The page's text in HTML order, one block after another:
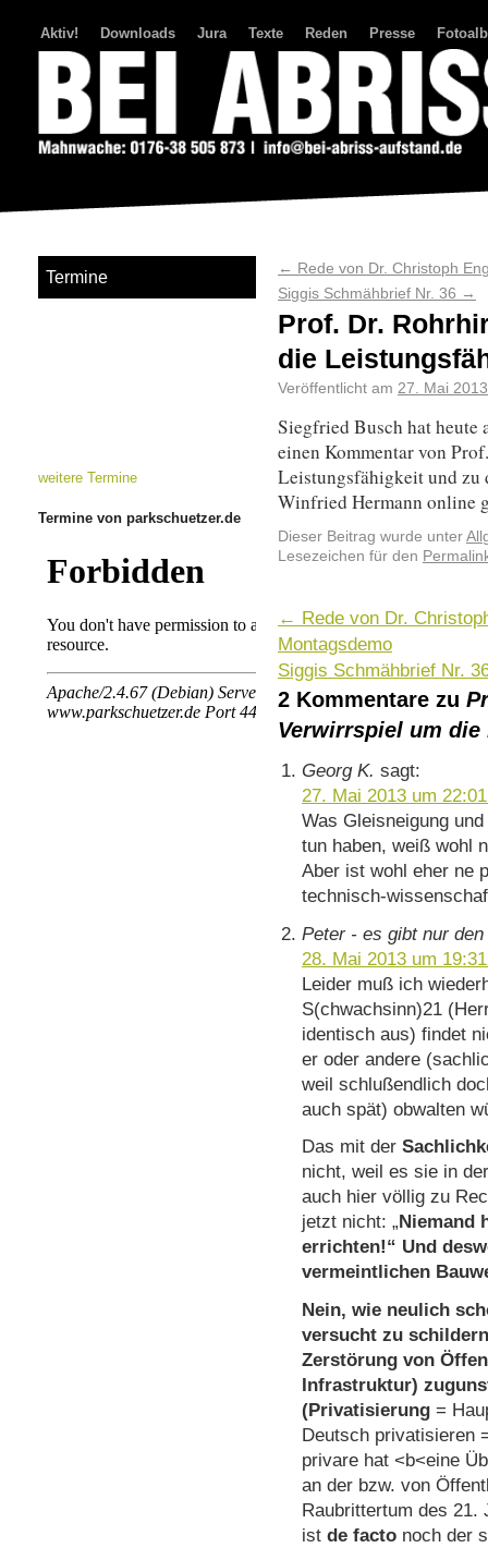
Aktiv! Downloads Jura Texte Reden Presse
← Rede von Dr. Christoph
Siggis Schmähbrief Nr. 36 →
Prof. Dr.
die
Veröffentlicht am 27. Mai 2013
Siegfried Busch hat heute
einen Kommentar von
Leistungsfähigkeit und zu
Winfried Hermann online
Dieser Beitrag wurde unter
Lesezeichen für den
← Rede von Dr.
Montagsdemo
Siggis Schmähbrief Nr.
2 Kommentare zu
Verwirrspiel um
Georg K. sagt:
27. Mai 2013 um
Was Gleisneigung
tun haben, weiß wohl
Aber ist wohl eher ne
technisch-
Peter - es gibt nur den
28. Mai 2013 um
Leider muß ich
S(chwachsinn)21
identisch aus) findet
er oder andere
weil schlußendlich
auch spät) obwalten
Das mit der
nicht, weil es sie in
auch hier völlig zu
jetzt nicht: „Niemand
errichten!“ Und
vermeintlichen
Nein, wie neulich
versucht zu
Zerstörung von
Infrastruktur)
(Privatisierung =
Deutsch privatisieren
privare hat <b<eine
an der bzw. von
Raubrittertum des 21.
istde facto noch der
Termine
weitere Termine
Termine von parkschuetzer.de